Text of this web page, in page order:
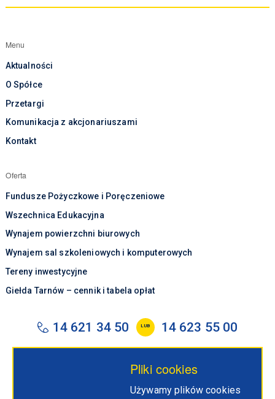
Menu
Aktualności
O Spółce
Przetargi
Komunikacja z akcjonariuszami
Kontakt
Oferta
Fundusze Pożyczkowe i Poręczeniowe
Wszechnica Edukacyjna
Wynajem powierzchni biurowych
Wynajem sal szkoleniowych i komputerowych
Tereny inwestycyjne
Giełda Tarnów – cennik i tabela opłat
14 621 34 50 LUB 14 623 55 00
Tarnowska Agencja Rozwoju Regionalnego S.A.
Pliki cookies
Używamy plików cookies